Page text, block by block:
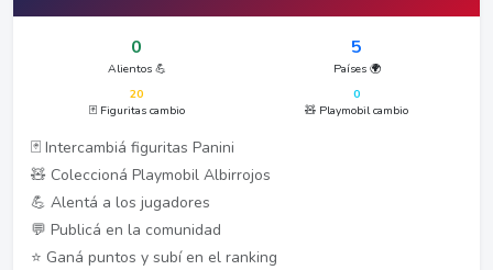
0
Alientos 💪
5
Países 🌍
20
🃏 Figuritas cambio
0
🧸 Playmobil cambio
🃏 Intercambiá figuritas Panini
🧸 Coleccioná Playmobil Albirrojos
💪 Alentá a los jugadores
💬 Publicá en la comunidad
⭐ Ganá puntos y subí en el ranking